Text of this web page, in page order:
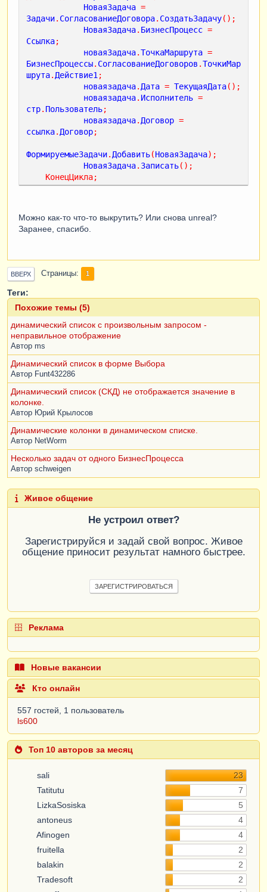
НоваяЗадача =
Задачи. СогласованиеДоговора. СоздатьЗадачу();
НоваяЗадача. БизнесПроцесс =
Ссылка;
новаяЗадача.ТочкаМаршрута =
БизнесПроцессы. СогласованиеДоговоров .ТочкиМар
шрута. Действие1 ;
новаязадача. Дата = ТекущаяДата();
новаязадача. Исполнитель =
стр. Пользователь;
новаязадача. Договор =
ссылка. Договор;
ФормируемыеЗадачи. Добавить(НоваяЗадача);
НоваяЗадача. Записать();
КонецЦикла;
Можно как-то что-то выкрутить? Или снова unreal?
Заранее, спасибо.
ВВЕРХ Страницы 1
Теги:
Похожие темы (5)
динамический список с произвольным запросом -
неправильное отображение
Автор ms
Динамический список в форме Выбора
Автор Funt432286
Динамический список (СКД) не отображается значение в
колонке.
Автор Юрий Крылосов
Динамические колонки в динамическом списке.
Автор NetWorm
Несколько задач от одного БизнесПроцесса
Автор schweigen
Живое общение
Не устроил ответ?
Зарегистрируйся и задай свой вопрос. Живое
общение приносит результат намного быстрее.
ЗАРЕГИСТРИРОВАТЬСЯ
Реклама
Новые вакансии
Кто онлайн
557 гостей, 1 пользователь
ls600
Топ 10 авторов за месяц
23
Tatitutu
7
LizkaSosiska
5
antoneus
4
Afinogen
4
fruitella
2
balakin
2
Tradesoft
2